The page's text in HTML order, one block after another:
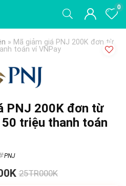
0
» Mã giảm giá PNJ 200K đơn từ
toán ví VNPay
PNJ 200K đơn từ
triệu thanh toán
PNJ
25TR000K